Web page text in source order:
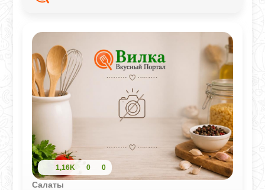
1,16K 0 0
Салаты